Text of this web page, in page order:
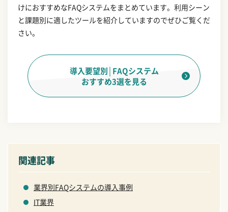
けにおすすめなFAQシステムをまとめています。利用シーン
と課題別に適したツールを紹介していますのでぜひご覧くだ
さい。
導入要望別│FAQシステム
おすすめ3選を見る
関連記事
業界別FAQシステムの導入事例
IT業界